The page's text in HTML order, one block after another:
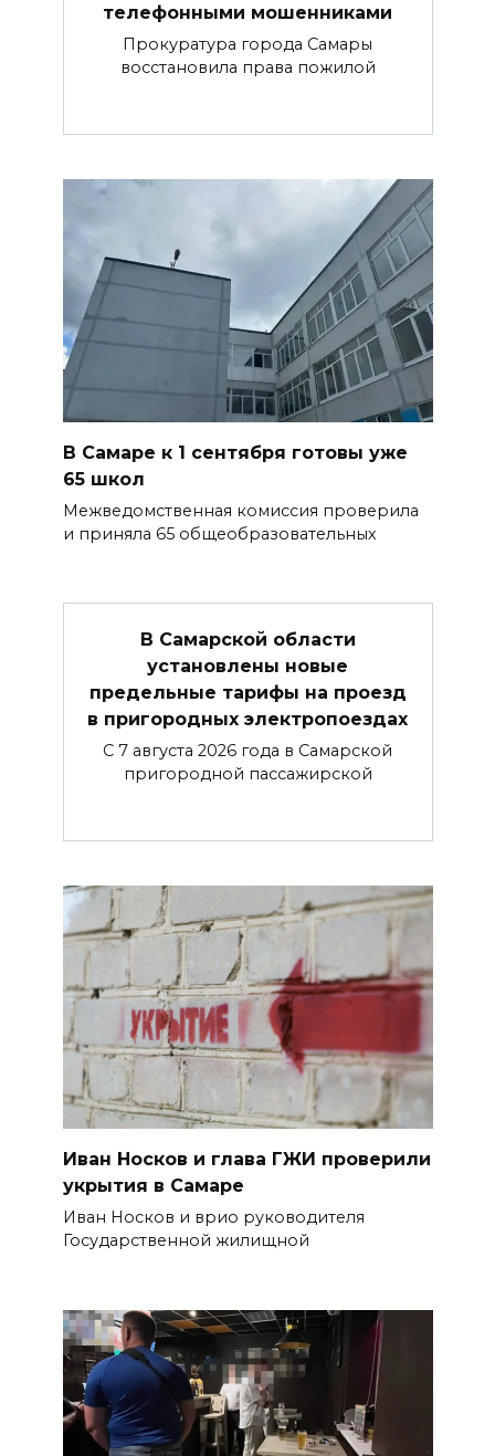
телефонными мошенниками
Прокуратура города Самары
восстановила права пожилой
В Самаре к 1 сентября готовы уже
65 школ
Межведомственная комиссия проверила
и приняла 65 общеобразовательных
В Самарской области
установлены новые
предельные тарифы на проезд
в пригородных электропоездах
С 7 августа 2026 года в Самарской
пригородной пассажирской
Иван Носков и глава ГЖИ проверили
укрытия в Самаре
Иван Носков и врио руководителя
Государственной жилищной